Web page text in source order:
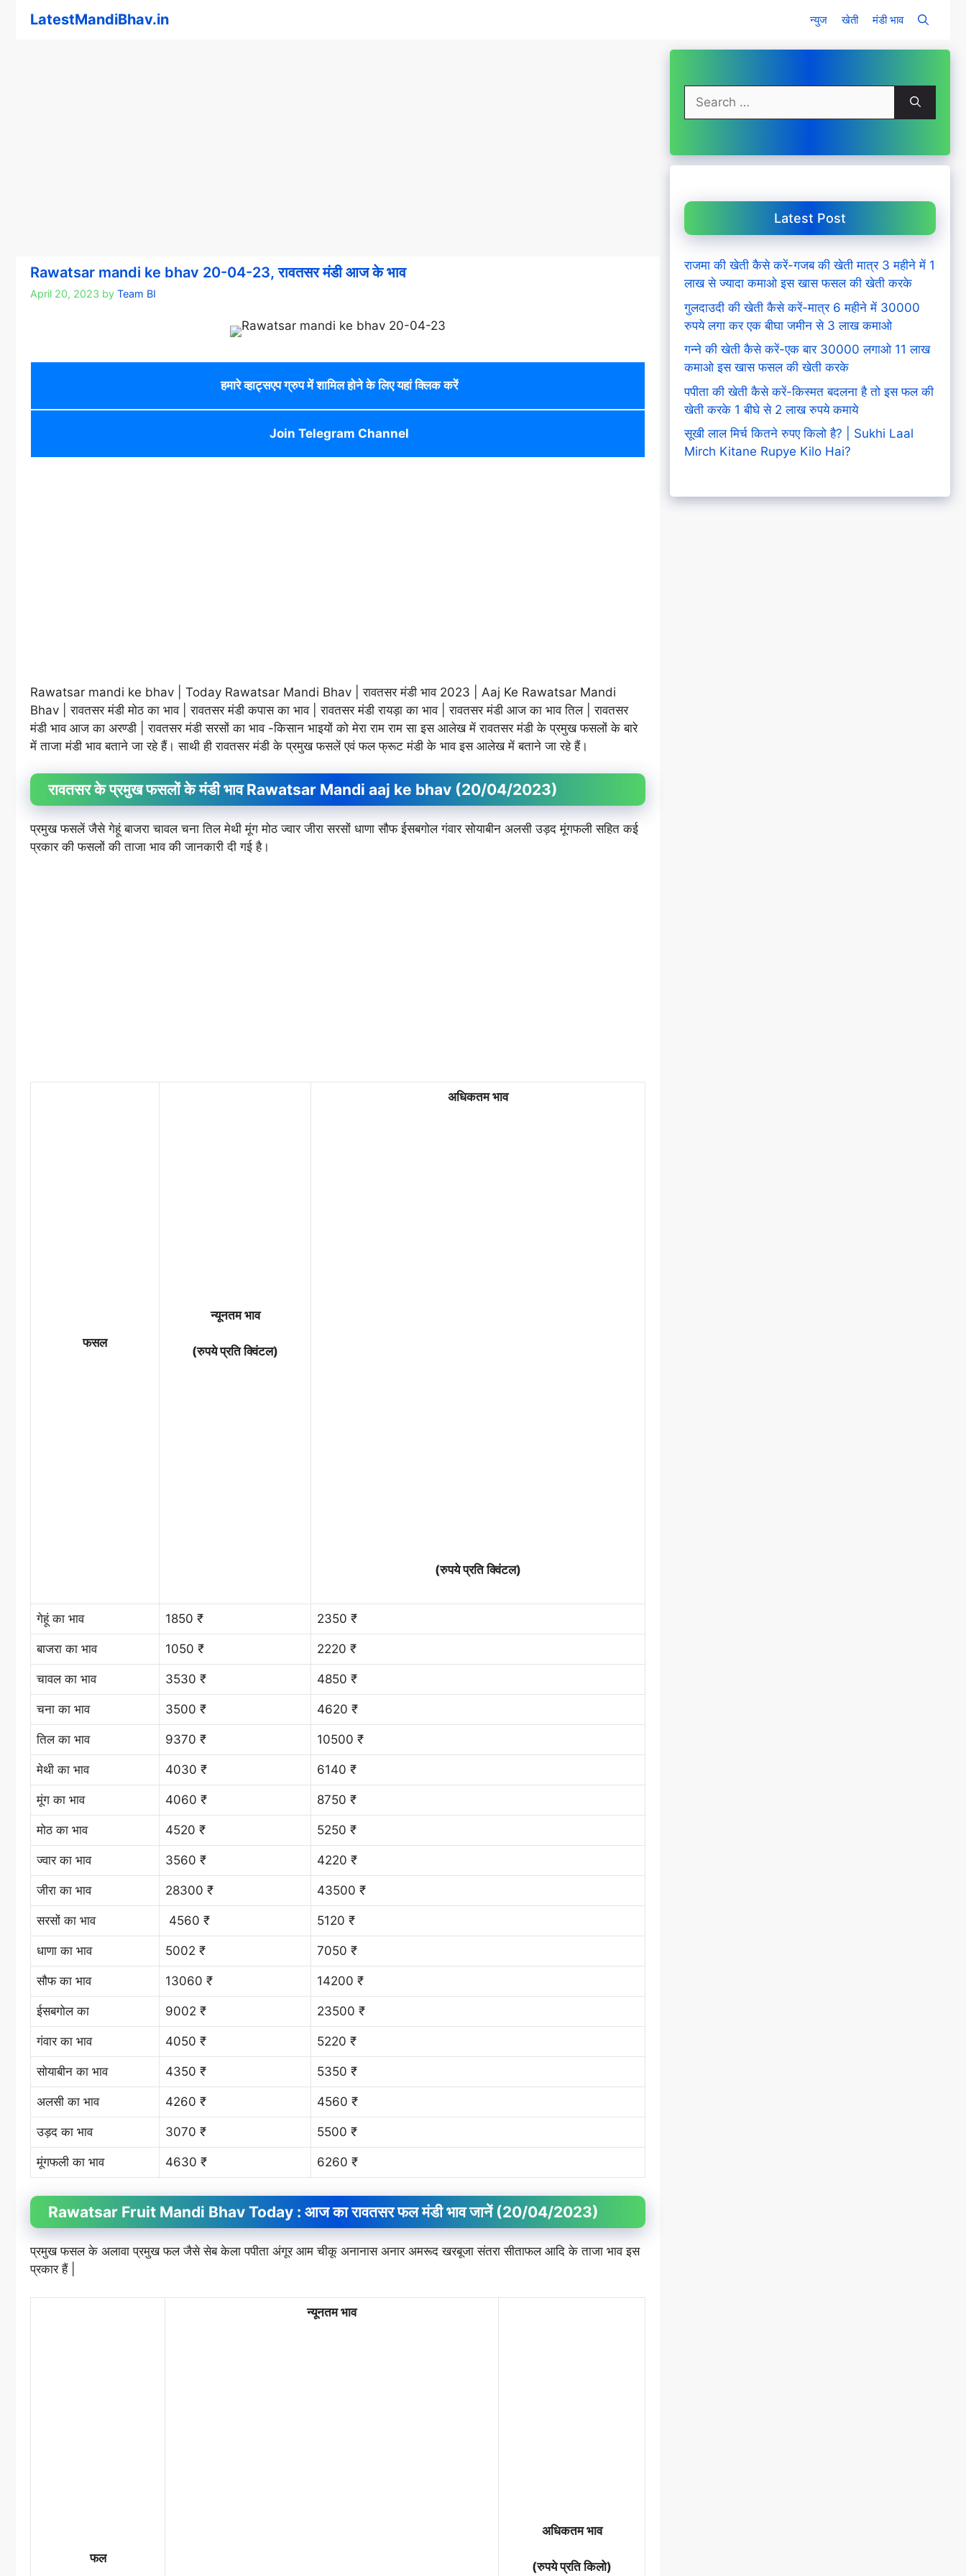
LatestMandiBhav.in न्युज खेती मंडी भाव
Rawatsar mandi ke bhav 20-04-23, रावतसर मंडी आज के भाव
April 20, 2023 by Team BI
हमारे व्हाट्सएप ग्रुप में शामिल होने के लिए यहां क्लिक करें
Join Telegram Channel
Rawatsar mandi ke bhav | Today Rawatsar Mandi Bhav | रावतसर मंडी भाव 2023 | Aaj Ke Rawatsar Mandi
Bhav | रावतसर मंडी मोठ का भाव | रावतसर मंडी कपास का भाव | रावतसर मंडी रायड़ा का भाव | रावतसर मंडी आज का भाव तिल | रावतसर
मंडी भाव आज का अरण्डी | रावतसर मंडी सरसों का भाव -किसान भाइयों को मेरा राम राम सा इस आलेख में रावतसर मंडी के प्रमुख फसलों के बारे
में ताजा मंडी भाव बताने जा रहे हैं। साथी ही रावतसर मंडी के प्रमुख फसलें एवं फल फ्रूट मंडी के भाव इस आलेख में बताने जा रहे हैं।
रावतसर के प्रमुख फसलों के मंडी भाव Rawatsar Mandi aaj ke bhav (20/04/2023)
प्रमुख फसलें जैसे गेहूं बाजरा चावल चना तिल मेथी मूंग मोठ ज्वार जीरा सरसों धाणा सौफ ईसबगोल गंवार सोयाबीन अलसी उड़द मूंगफली सहित कई
प्रकार की फसलों की ताजा भाव की जानकारी दी गई है।
फसल
न्यूनतम भाव
(रुपये प्रति क्विंटल)
अधिकतम भाव
(रुपये प्रति क्विंटल)
गेहूं का भाव 1850 ₹ 2350 ₹
बाजरा का भाव 1050 ₹ 2220 ₹
चावल का भाव 3530 ₹ 4850 ₹
चना का भाव 3500 ₹ 4620 ₹
तिल का भाव 9370 ₹ 10500 ₹
मेथी का भाव 4030 ₹ 6140 ₹
मूंग का भाव 4060 ₹ 8750 ₹
मोठ का भाव 4520 ₹ 5250 ₹
ज्वार का भाव 3560 ₹ 4220 ₹
जीरा का भाव 28300 ₹ 43500 ₹
सरसों का भाव 4560 ₹ 5120 ₹
धाणा का भाव 5002 ₹ 7050 ₹
सौफ का भाव 13060 ₹ 14200 ₹
ईसबगोल का 9002 ₹ 23500 ₹
गंवार का भाव 4050 ₹ 5220 ₹
सोयाबीन का भाव 4350 ₹ 5350 ₹
अलसी का भाव 4260 ₹ 4560 ₹
उड़द का भाव 3070 ₹ 5500 ₹
मूंगफली का भाव 4630 ₹ 6260 ₹
Rawatsar Fruit Mandi Bhav Today : आज का रावतसर फल मंडी भाव जानें (20/04/2023)
प्रमुख फसल के अलावा प्रमुख फल जैसे सेब केला पपीता अंगूर आम चीकू अनानास अनार अमरूद खरबूजा संतरा सीताफल आदि के ताजा भाव इस
प्रकार हैं |
फल
न्यूनतम भाव
अधिकतम भाव
(रुपये प्रति किलो)
Search
for:
Latest Post
राजमा की खेती कैसे करें-गजब की खेती मात्र 3 महीने में 1
लाख से ज्यादा कमाओ इस खास फसल की खेती करके
गुलदाउदी की खेती कैसे करें-मात्र 6 महीने में 30000
रुपये लगा कर एक बीघा जमीन से 3 लाख कमाओ
गन्ने की खेती कैसे करें-एक बार 30000 लगाओ 11 लाख
कमाओ इस खास फसल की खेती करके
पपीता की खेती कैसे करें-किस्मत बदलना है तो इस फल की
खेती करके 1 बीघे से 2 लाख रुपये कमाये
सूखी लाल मिर्च कितने रुपए किलो है? | Sukhi Laal
Mirch Kitane Rupye Kilo Hai?